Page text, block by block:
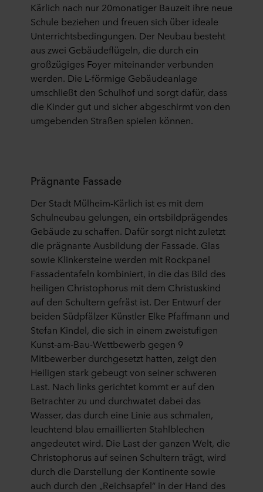
Kärlich nach nur 20monatiger Bauzeit ihre neue
Schule beziehen und freuen sich über ideale
Unterrichtsbedingungen. Der Neubau besteht
aus zwei Gebäudeflügeln, die durch ein
großzügiges Foyer miteinander verbunden
werden. Die L-förmige Gebäudeanlage
umschließt den Schulhof und sorgt dafür, dass
die Kinder gut und sicher abgeschirmt von den
umgebenden Straßen spielen können.
Prägnante Fassade
Der Stadt Mülheim-Kärlich ist es mit dem
Schulneubau gelungen, ein ortsbildprägendes
Gebäude zu schaffen. Dafür sorgt nicht zuletzt
die prägnante Ausbildung der Fassade. Glas
sowie Klinkersteine werden mit Rockpanel
Fassadentafeln kombiniert, in die das Bild des
heiligen Christophorus mit dem Christuskind
auf den Schultern gefräst ist. Der Entwurf der
beiden Südpfälzer Künstler Elke Pfaffmann und
Stefan Kindel, die sich in einem zweistufigen
Kunst-am-Bau-Wettbewerb gegen 9
Mitbewerber durchgesetzt hatten, zeigt den
Heiligen stark gebeugt von seiner schweren
Last. Nach links gerichtet kommt er auf den
Betrachter zu und durchwatet dabei das
Wasser, das durch eine Linie aus schmalen,
leuchtend blau emaillierten Stahlblechen
angedeutet wird. Die Last der ganzen Welt, die
Christophorus auf seinen Schultern trägt, wird
durch die Darstellung der Kontinente sowie
auch durch den „Reichsapfel“ in der Hand des